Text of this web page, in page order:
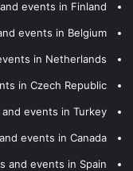
events in Finland
events in Belgium
in Netherlands
in Czech Republic
events in Turkey
events in Canada
and events in Spain